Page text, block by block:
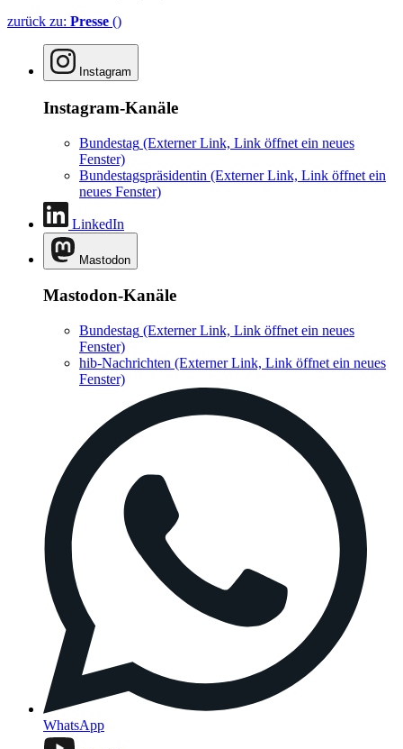
zurück zu: Presse ()
Instagram
Instagram-Kanäle
Bundestag (Externer Link, Link öffnet ein neues
Fenster)
Bundestagspräsidentin (Externer Link, Link öffnet ein
neues Fenster)
LinkedIn
Mastodon
Mastodon-Kanäle
Bundestag (Externer Link, Link öffnet ein neues
Fenster)
hib-Nachrichten (Externer Link, Link öffnet ein neues
Fenster)
WhatsApp